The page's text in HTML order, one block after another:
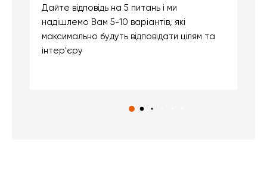
Дайте відповідь на 5 питань і ми
надішлемо Вам 5-10 варіантів, які
максимально будуть відповідати цілям та
інтер'єру